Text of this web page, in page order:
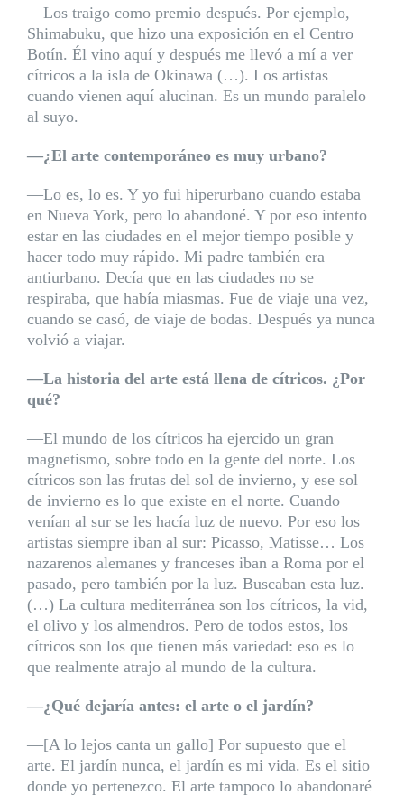
—Los traigo como premio después. Por ejemplo,
Shimabuku, que hizo una exposición en el Centro
Botín. Él vino aquí y después me llevó a mí a ver
cítricos a la isla de Okinawa (…). Los artistas
cuando vienen aquí alucinan. Es un mundo paralelo
al suyo.
—¿El arte contemporáneo es muy urbano?
—Lo es, lo es. Y yo fui hiperurbano cuando estaba
en Nueva York, pero lo abandoné. Y por eso intento
estar en las ciudades en el mejor tiempo posible y
hacer todo muy rápido. Mi padre también era
antiurbano. Decía que en las ciudades no se
respiraba, que había miasmas. Fue de viaje una vez,
cuando se casó, de viaje de bodas. Después ya nunca
volvió a viajar.
—La historia del arte está llena de cítricos. ¿Por
qué?
—El mundo de los cítricos ha ejercido un gran
magnetismo, sobre todo en la gente del norte. Los
cítricos son las frutas del sol de invierno, y ese sol
de invierno es lo que existe en el norte. Cuando
venían al sur se les hacía luz de nuevo. Por eso los
artistas siempre iban al sur: Picasso, Matisse… Los
nazarenos alemanes y franceses iban a Roma por el
pasado, pero también por la luz. Buscaban esta luz.
(…) La cultura mediterránea son los cítricos, la vid,
el olivo y los almendros. Pero de todos estos, los
cítricos son los que tienen más variedad: eso es lo
que realmente atrajo al mundo de la cultura.
—¿Qué dejaría antes: el arte o el jardín?
—[A lo lejos canta un gallo] Por supuesto que el
arte. El jardín nunca, el jardín es mi vida. Es el sitio
donde yo pertenezco. El arte tampoco lo abandonaré